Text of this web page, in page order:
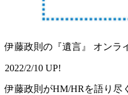
伊藤政則の『遺言』 オンラ
2022/2/10 UP!
伊藤政則がHM/HRを語り尽